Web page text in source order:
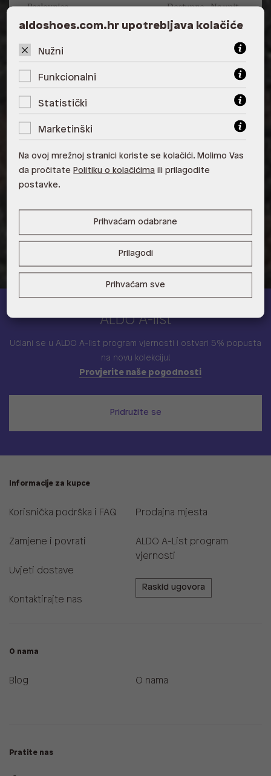
Poslovnica Dostupno Na upit
ALDO, City Center One East 10000
Zagreb
10000 Zagreb
ALDO, Arena Centar 10020 Zagreb
ALDO, Mall of Split Split
ALDO, City Center One Split 21000
ALDO, Tower Centar 51000 Rijeka
ALDO A-list
Učlani se u ALDO A-list program vjernosti i ostvari 5% popusta
na novu kolekciju!
Provjerite naše pogodnosti
Pridružite se
Informacije za kupce
Korisnička podrška i FAQ
Zamjene i povrati
Uvjeti dostave
Kontaktirajte nas
Prodajna mjesta
ALDO A-List program
vjernosti
Raskid ugovora
O nama
Blog O nama
Pratite nas
aldoshoes.com.hr upotrebljava kolačiće
Nužni
Funkcionalni
Statistički
Marketinški
Na ovoj mrežnoj stranici koriste se kolačići. Molimo Vas
da pročitate Politiku o kolačićima ili prilagodite
postavke.
Prihvaćam odabrane
Prilagodi
Prihvaćam sve